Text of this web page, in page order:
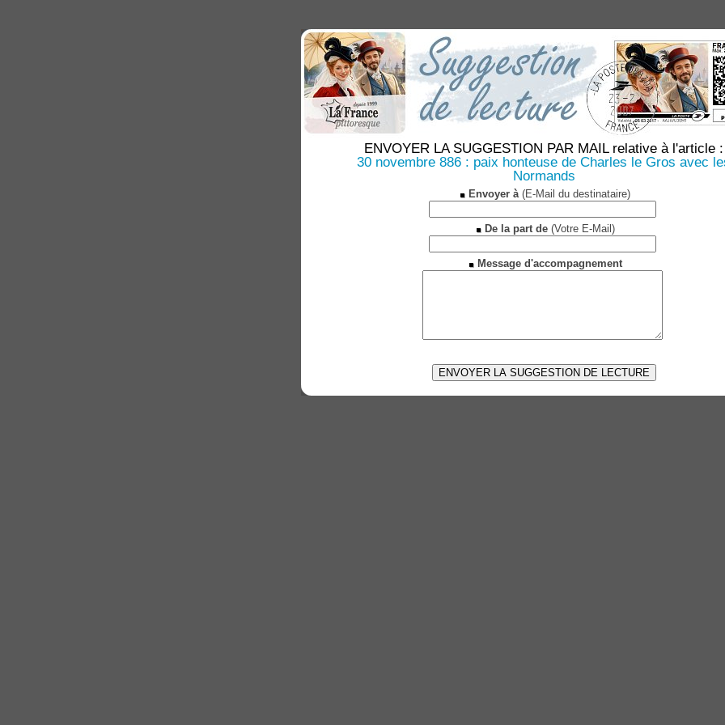
ENVOYER LA SUGGESTION PAR MAIL relative à l'article :
30 novembre 886 : paix honteuse de Charles le Gros avec
Normands
Envoyer à(E-Mail du destinataire)
De la part de(Votre E-Mail)
Message d'accompagnement